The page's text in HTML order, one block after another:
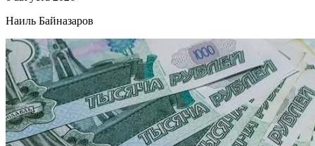
Наиль Байназаров